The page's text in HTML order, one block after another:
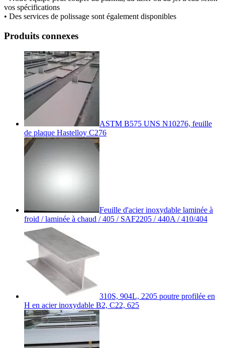
vos spécifications
• Des services de polissage sont également disponibles
Produits connexes
ASTM B575 UNS N10276, feuille
de plaque Hastelloy C276
Feuille d'acier inoxydable laminée à
froid / laminée à chaud / 405 / SAF2205 / 440A / 410/404
310S, 904L, 2205 poutre profilée en
H en acier inoxydable B2, C22, 625